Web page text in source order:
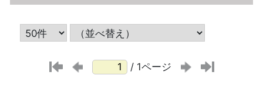
/ 1ページ